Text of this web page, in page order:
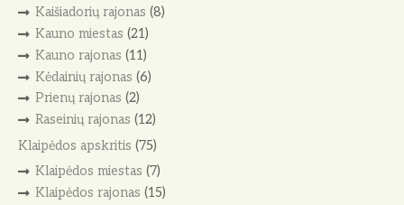
Kaišiadorių rajonas (8)
Kauno miestas (21)
Kauno rajonas (11)
Kėdainių rajonas (6)
Prienų rajonas (2)
Raseinių rajonas (12)
Klaipėdos apskritis (75)
Klaipėdos miestas (7)
Klaipėdos rajonas (15)